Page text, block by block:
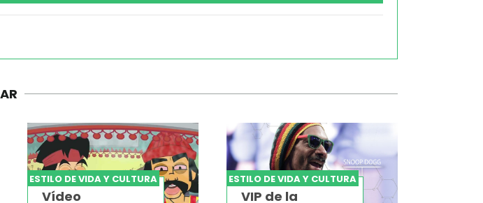
ESTILO DE VIDA Y CULTURA
Vídeo
ESTILO DE VIDA Y CULTURA
VIP de la